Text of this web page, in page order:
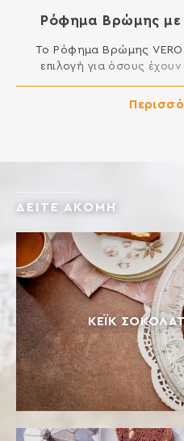
Ρόφημα Βρώμης με
Το Ρόφημα Βρώμης VERO
επιλογή για όσους
χαμηλών λιπαρών. Το
ΔΕΙΤΕ ΑΚΟΜΗ
ΚΈΙΚ